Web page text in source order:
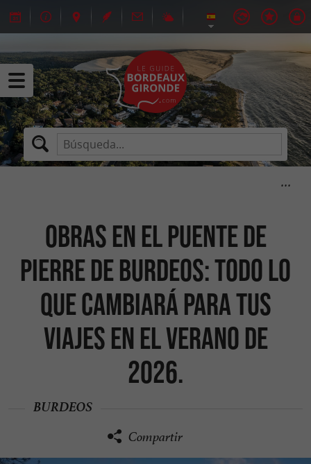
Obras en el puente de
Pierre de Burdeos: Todo lo
que cambiará para tus
viajes en el verano de
2026.
BURDEOS
Compartir